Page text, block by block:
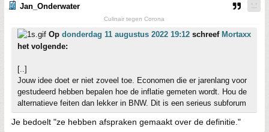
Jan_Onderwater
Culinair tegen Corona
Op donderdag 11 augustus 2022 19:12 schreef Mortaxx
het volgende:
[..]
Jouw idee doet er niet zoveel toe. Economen die er jarenlang voor
gestudeerd hebben bepalen hoe de inflatie gemeten wordt. Hou de
alternatieve feiten dan lekker in BNW. Dit is een serieus subforum
Je bedoelt "ze hebben afspraken gemaakt over de definitie."